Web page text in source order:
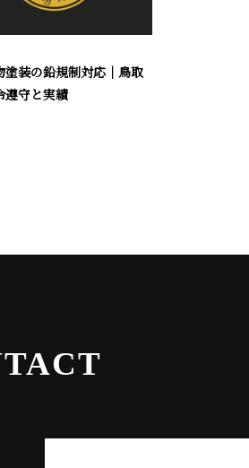
塗装の鉛規制対応｜鳥取
遵守と実績